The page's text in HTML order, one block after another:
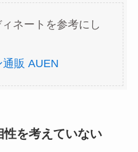
ネートを参考にし
販 AUEN
性を考えていない